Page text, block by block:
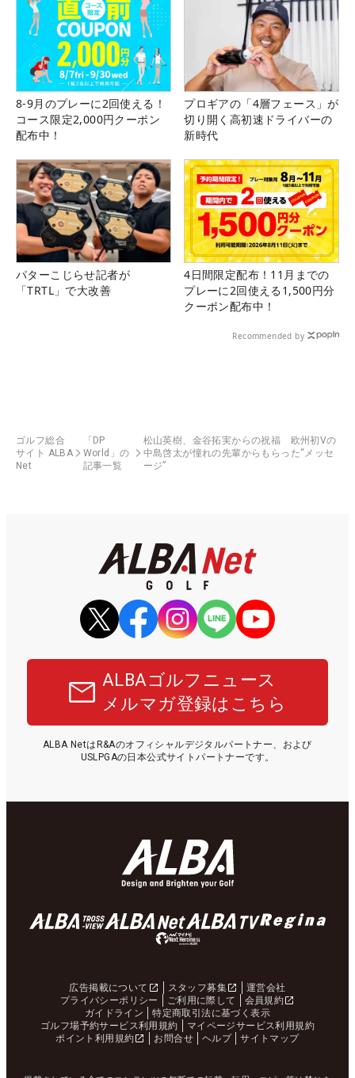
8-9月のプレーに2回使える！
コース限定2,000円クーポン
配布中！
プロギアの「4層フェース」が
切り開く高初速ドライバーの
新時代
パターこじらせ記者が
「TRTL」で大改善
4日間限定配布！11月までの
プレーに2回使える1,500円分
クーポン配布中！
Recommended by
ゴルフ総合
サイト ALBA
Net
「DP
World」の
記事一覧
松山英樹、金谷拓実からの祝福 欧州初Vの
中島啓太が憧れの先輩からもらった“メッセ
ージ”
ALBAゴルフニュース
メルマガ登録はこちら
ALBA NetはR&Aのオフィシャルデジタルパートナー、および
USLPGAの日本公式サイトパートナーです。
広告掲載について スタッフ募集
運営会社
プライバシーポリシー
ご利用に際して
会員規約
ガイドライン
特定商取引法に基づく表示
ゴルフ場予約サービス利用規約
マイページサービス利用規約
ポイント利用規約
お問合せ ヘルプ サイトマップ